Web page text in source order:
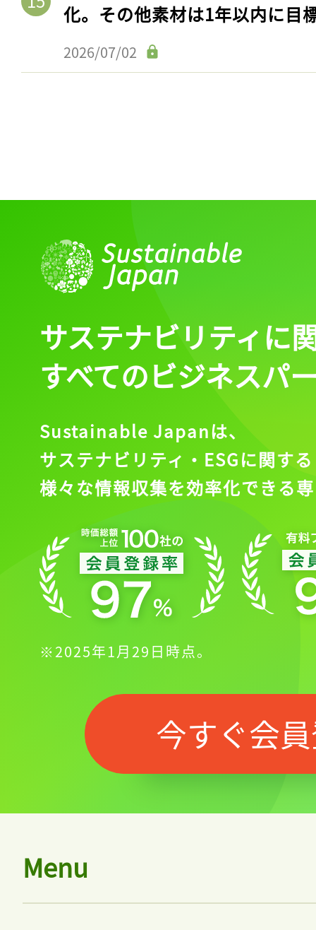
化。その他素材は1年以内に目
2026/07/02
サステナビリティに
すべてのビジネスパ
Sustainable Japanは、
サステナビリティ・ESGに関する
様々な情報収集を効率化できる
※2025年1月29日時点。
今すぐ会
Menu